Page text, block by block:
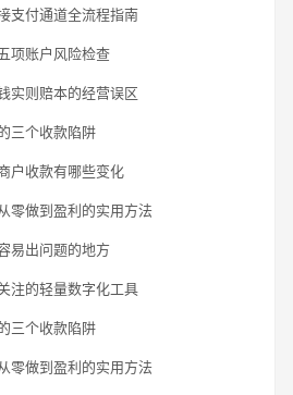
支付通道全流程指南
项账户风险检查
实则赔本的经营误区
三个收款陷阱
户收款有哪些变化
零做到盈利的实用方法
易出问题的地方
注的轻量数字化工具
三个收款陷阱
零做到盈利的实用方法